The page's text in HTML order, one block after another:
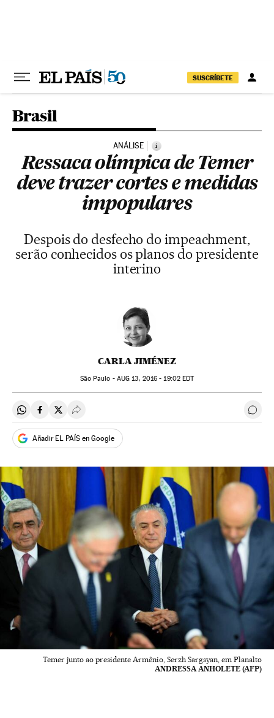
SUSCRÍBETE
Brasil
ANÁLISE i
Ressaca olímpica de Temer
deve trazer cortes e medidas
impopulares
Despois do desfecho do impeachment,
serão conhecidos os planos do presidente
interino
CARLA JIMÉNEZ
São Paulo - AUG 13, 2016 - 19:02EDT
Compartir en Whatsapp
Compartir en Facebook
Compartir en Twitter
Desplegar Redes Sociales
Añadir EL PAÍS en Google
Temer junto ao presidente Armênio, Serzh Sargsyan, em Planalto
ANDRESSA ANHOLETE (AFP)